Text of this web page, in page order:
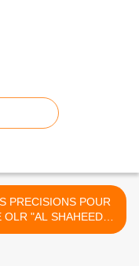
PRECISIONS POUR
OLR "AL SHAHEED"
2021 - KOWEIT (New)